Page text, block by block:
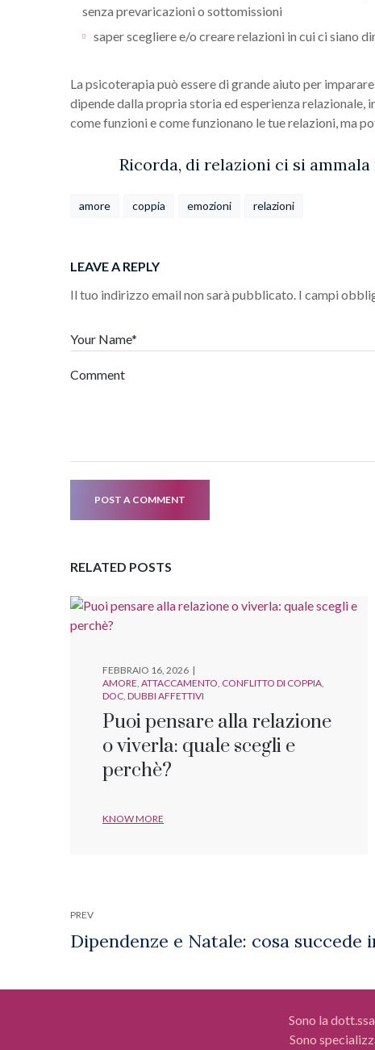
senza prevaricazioni o sottomissioni
saper scegliere e/o creare relazioni in cui ci siano
La psicoterapia può essere di grande aiuto per
dipende dalla propria storia ed esperienza
come funzioni e come funzionano le tue relazioni, ma
Ricorda, di relazioni ci si
amore coppia emozioni relazioni
LEAVE A REPLY
Il tuo indirizzo email non sarà pubblicato. I campi
Your Name*
Comment
POST A COMMENT
RELATED POSTS
FEBBRAIO 16, 2026
AMORE ATTACCAMENTO CONFLITTO DI COPPIA
DOC DUBBI AFFETTIVI
Puoi pensare alla relazione
o viverla: quale scegli e
perchè?
KNOW MORE
PREV
Sono la dott.ssa
Sono